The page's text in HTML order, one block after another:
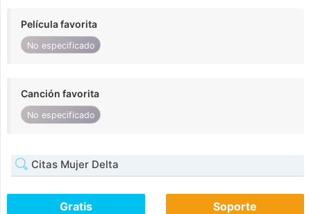
Película favorita
No especificado
Canción favorita
No especificado
Citas Mujer Delta
Gratis Soporte